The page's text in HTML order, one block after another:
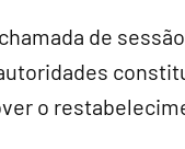
de
o